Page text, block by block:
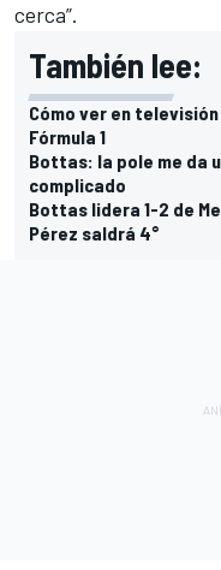
cerca”.
También lee:
Cómo ver en
Fórmula 1
Bottas: la pole me da
complicado
Bottas lidera 1-2 de
Pérez saldrá 4°